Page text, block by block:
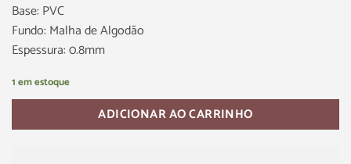
Base: PVC
Fundo: Malha de Algodão
Espessura: 0.8mm
1 em estoque
ADICIONAR AO CARRINHO